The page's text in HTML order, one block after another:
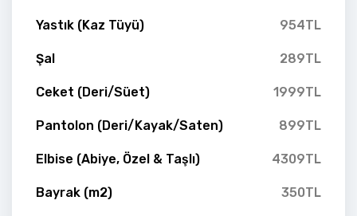
Yastık (Kaz Tüyü) 954TL
Şal 289TL
Ceket (Deri/Süet) 1999TL
Pantolon (Deri/Kayak/Saten) 899TL
Elbise (Abiye, Özel & Taşlı) 4309TL
Bayrak (m2) 350TL